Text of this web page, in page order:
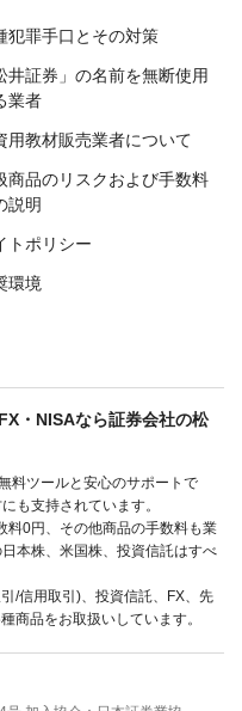
犯罪手口とその対策
井証券」の名前を無断使用
業者
用教材販売業者について
商品のリスクおよび手数料
説明
トポリシー
環境
・NISAなら証券会社の松
料ツールと安心のサポートで
も支持されています。
料0円、その他商品の手数料も業
本株、米国株、投資信託はすべ
/信用取引)、投資信託、FX、先
商品をお取扱いしています。